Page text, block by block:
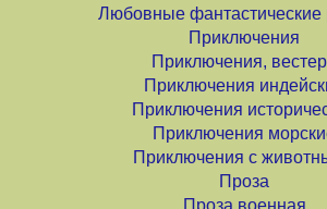
Любовные
Приключения
Приключения,
Приключения
Приключения
Приключения
Приключения с
Проза
Проза военная